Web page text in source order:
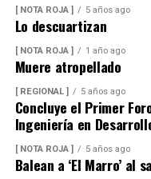
[ NOTA ROJA ] 5 años ago
Lo descuartizan
[ NOTA ROJA ] 1 año ago
Muere atropellado
[ REGIONAL ] 5 años ago
Concluye el Primer
Ingeniería en
[ NOTA ROJA ] 5 años ago
Balean a ‘El Marro’ al